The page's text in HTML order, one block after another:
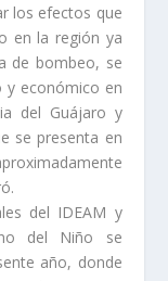
los efectos que
en la región ya
de bombeo, se
y económico en
del Guájaro y
se presenta en
del IDEAM y
del Niño se
año, donde